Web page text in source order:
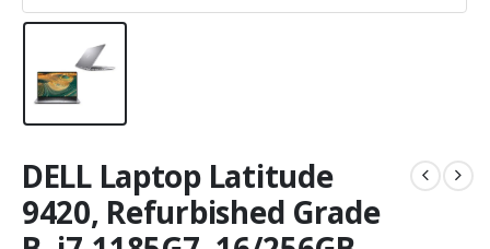
DELL Laptop Latitude
9420, Refurbished Grade